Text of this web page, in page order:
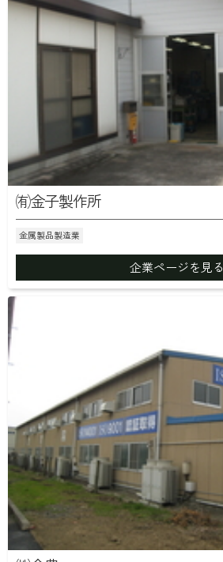
㈲金子製作所
金属製品製造業
企業ページを見る